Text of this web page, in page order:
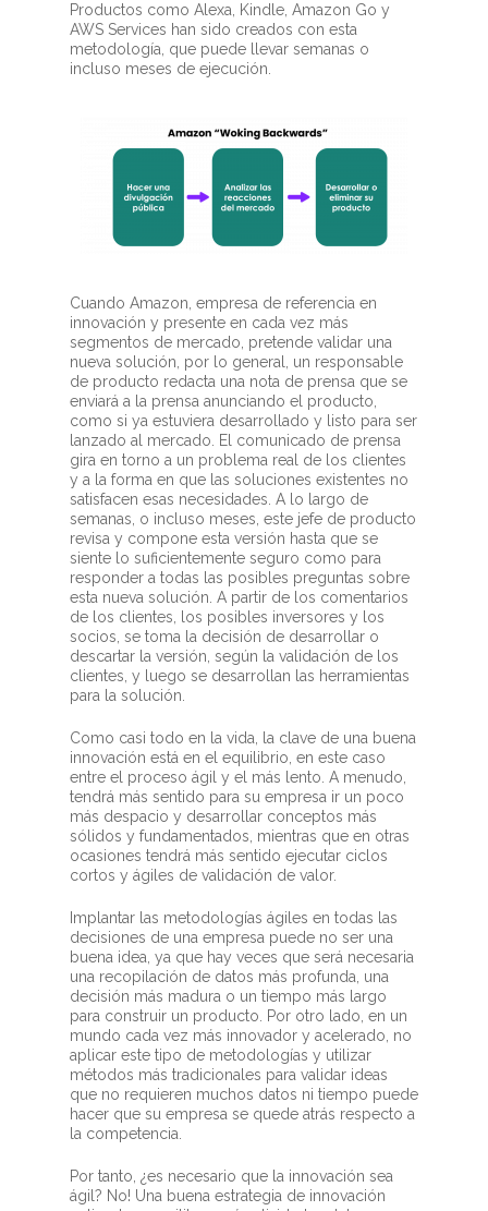
Productos como Alexa, Kindle, Amazon Go y
AWS Services han sido creados con esta
metodología, que puede llevar semanas o
incluso meses de ejecución.
Cuando Amazon, empresa de referencia en
innovación y presente en cada vez más
segmentos de mercado, pretende validar una
nueva solución, por lo general, un responsable
de producto redacta una nota de prensa que se
enviará a la prensa anunciando el producto,
como si ya estuviera desarrollado y listo para ser
lanzado al mercado. El comunicado de prensa
gira en torno a un problema real de los clientes
y a la forma en que las soluciones existentes no
satisfacen esas necesidades. A lo largo de
semanas, o incluso meses, este jefe de producto
revisa y compone esta versión hasta que se
siente lo suficientemente seguro como para
responder a todas las posibles preguntas sobre
esta nueva solución. A partir de los comentarios
de los clientes, los posibles inversores y los
socios, se toma la decisión de desarrollar o
descartar la versión, según la validación de los
clientes, y luego se desarrollan las herramientas
para la solución.
Como casi todo en la vida, la clave de una buena
innovación está en el equilibrio, en este caso
entre el proceso ágil y el más lento. A menudo,
tendrá más sentido para su empresa ir un poco
más despacio y desarrollar conceptos más
sólidos y fundamentados, mientras que en otras
ocasiones tendrá más sentido ejecutar ciclos
cortos y ágiles de validación de valor.
Implantar las metodologías ágiles en todas las
decisiones de una empresa puede no ser una
buena idea, ya que hay veces que será necesaria
una recopilación de datos más profunda, una
decisión más madura o un tiempo más largo
para construir un producto. Por otro lado, en un
mundo cada vez más innovador y acelerado, no
aplicar este tipo de metodologías y utilizar
métodos más tradicionales para validar ideas
que no requieren muchos datos ni tiempo puede
hacer que su empresa se quede atrás respecto a
la competencia.
Por tanto, ¿es necesario que la innovación sea
ágil? No! Una buena estrategia de innovación